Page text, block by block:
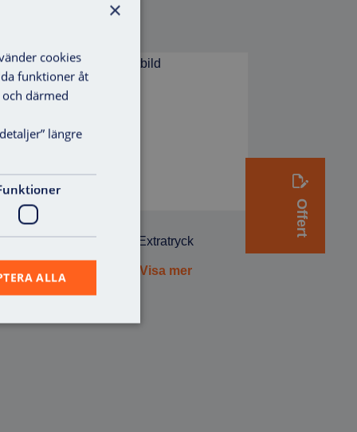
Offert
Extratryck
Visa mer
×
cookies
funktioner åt
därmed
längre
ALLA